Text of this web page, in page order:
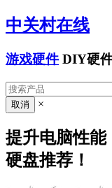
中关村在线
游戏硬件 DIY硬
×
提升电脑性能
硬盘推荐！